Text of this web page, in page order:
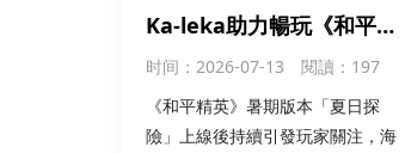
Ka-leka助力暢玩《和平精
英》夏日探險版本
时间 ：2026-07-13
閱讀：197
《和平精英》暑期版本「夏日探
險」上線後持續引發玩家關注，海